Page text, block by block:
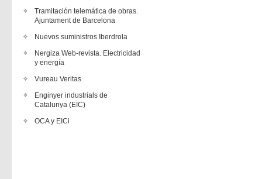
Tramitación telemática de obras.
Ajuntament de Barcelona
Nuevos suministros Iberdrola
Nergiza Web-revista. Electricidad
y energía
Vureau Veritas
Enginyer industrials de
Catalunya (EIC)
OCA y EICi